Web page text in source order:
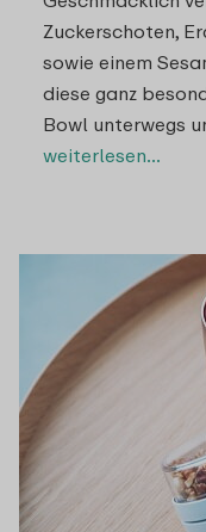
Zuckerschoten,
sowie einem
diese ganz
Bowl unterwegs
weiterlesen…